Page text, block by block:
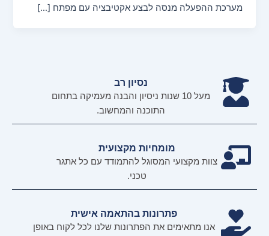
מערכת ההפעלה מנסה לבצע אקטיבציה עם מפתח […]
נסיון רב
מעל 10 שנות ניסיון והבנה מעמיקה בתחום
התוכנה והמחשוב.
מומחיות מקצועית
צוות מקצועי המסוגל להתמודד עם כל אתגר
טכני.
פתרונות בהתאמה אישית
אנו מתאימים את הפתרונות שלנו לכל לקוח באופן